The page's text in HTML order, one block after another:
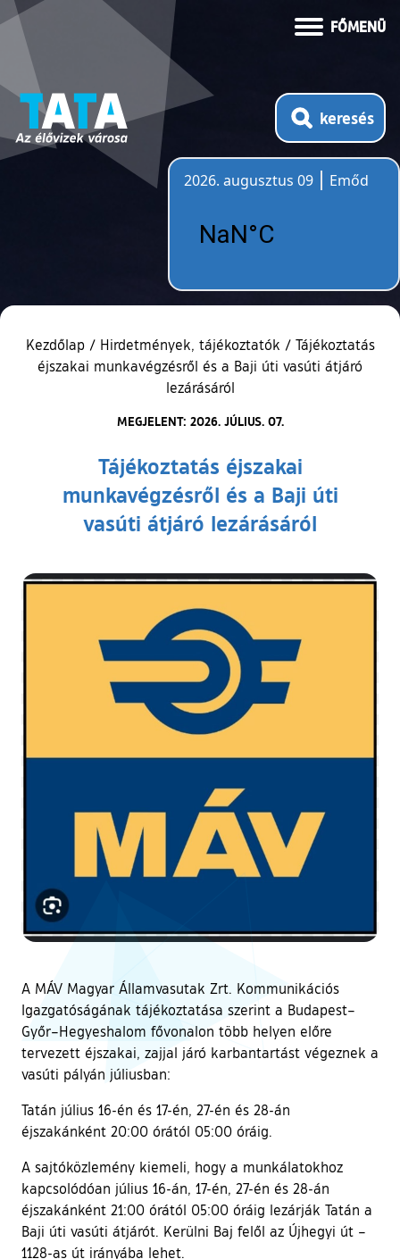
FŐMENÜ
keresés
2026. augusztus 09
Emőd
Kezdőlap / Hirdetmények, tájékoztatók / Tájékoztatás
éjszakai munkavégzésről és a Baji úti vasúti átjáró
lezárásáról
MEGJELENT: 2026. JÚLIUS. 07.
Tájékoztatás éjszakai
munkavégzésről és a Baji úti
vasúti átjáró lezárásáról
A MÁV Magyar Államvasutak Zrt. Kommunikációs
Igazgatóságának tájékoztatása szerint a Budapest–
Győr–Hegyeshalom fővonalon több helyen előre
tervezett éjszakai, zajjal járó karbantartást végeznek a
vasúti pályán júliusban:
Tatán július 16-én és 17-én, 27-én és 28-án
éjszakánként 20:00 órától 05:00 óráig.
A sajtóközlemény kiemeli, hogy a munkálatokhoz
kapcsolódóan július 16-án, 17-én, 27-én és 28-án
éjszakánként 21:00 órától 05:00 óráig lezárják Tatán a
Baji úti vasúti átjárót. Kerülni Baj felől az Újhegyi út –
1128-as út irányába lehet.